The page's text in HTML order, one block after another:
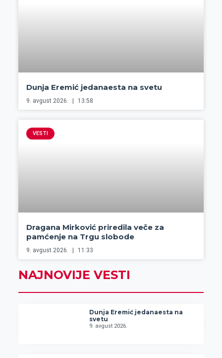
Dunja Eremić jedanaesta na svetu
9. avgust 2026. 13:58
VESTI
Dragana Mirković priredila veče za
pamćenje na Trgu slobode
9. avgust 2026. 11:33
NAJNOVIJE VESTI
Dunja Eremić jedanaesta na
svetu
9. avgust 2026.